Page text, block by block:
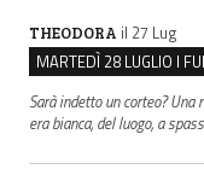
THEODORA il 27 Lug
Sarà indetto un corteo?
era bianca, del luogo, a